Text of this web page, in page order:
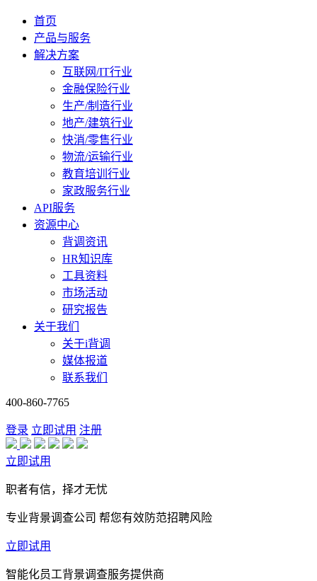
首页
产品与服务
解决方案
互联网/IT行业
金融保险行业
生产/制造行业
地产/建筑行业
快消/零售行业
物流/运输行业
教育培训行业
家政服务行业
API服务
资源中心
背调资讯
HR知识库
工具资料
市场活动
研究报告
关于我们
关于i背调
媒体报道
联系我们
400-860-7765
登录 立即试用 注册
立即试用
职者有信，择才无忧
专业背景调查公司 帮您有效防范招聘风险
立即试用
智能化员工背景调查服务提供商